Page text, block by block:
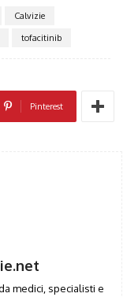
Calvizie
tofacitinib
Pinterest
medici, specialisti e